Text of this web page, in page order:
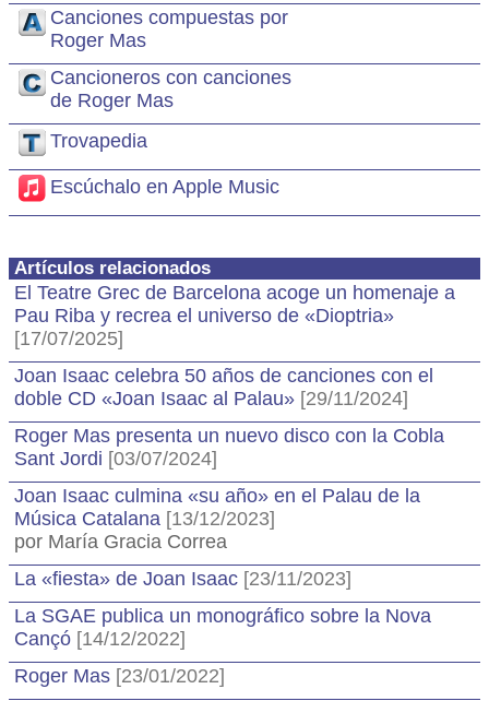
Canciones compuestas por
Roger Mas
Cancioneros con canciones
de Roger Mas
Trovapedia
Escúchalo en Apple Music
Artículos relacionados
El Teatre Grec de Barcelona acoge un homenaje a
Pau Riba y recrea el universo de «Dioptria»
[17/07/2025]
Joan Isaac celebra 50 años de canciones con el
doble CD «Joan Isaac al Palau» [29/11/2024]
Roger Mas presenta un nuevo disco con la Cobla
Sant Jordi [03/07/2024]
Joan Isaac culmina «su año» en el Palau de la
Música Catalana [13/12/2023]
por María Gracia Correa
La «fiesta» de Joan Isaac [23/11/2023]
La SGAE publica un monográfico sobre la Nova
Cançó [14/12/2022]
Roger Mas [23/01/2022]